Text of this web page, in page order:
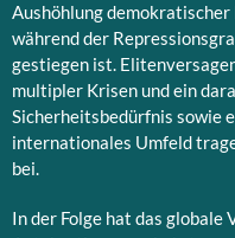
Aushöhlung
während der
gestiegen ist.
multipler Krisen und ein
Sicherheitsbedürfnis sowie
internationales Umfeld
bei.
In der Folge hat das